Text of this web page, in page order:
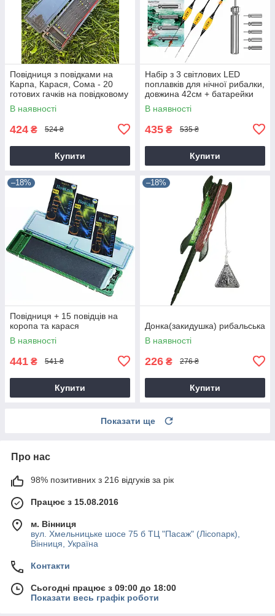
Повідниця з повідками на
Карпа, Карася, Сома - 20
готових гачків на повідковому
матеріалі
В наявності
424 ₴ 524 ₴
Купити
Набір з 3 світлових LED
поплавків для нічної рибалки,
довжина 42см + батарейки
CR425-5шт
В наявності
435 ₴ 535 ₴
Купити
–18%
Повідниця + 15 повідців на
коропа та карася
В наявності
441 ₴ 541 ₴
Купити
–18%
Донка(закидушка) рибальська
В наявності
226 ₴ 276 ₴
Купити
Показати ще
Про нас
98% позитивних з 216 відгуків за рік
Працює з 15.08.2016
м. Вінниця
вул. Хмельницьке шосе 75 б ТЦ "Пасаж" (Лісопарк),
Вінниця, Україна
Контакти
Сьогодні працює з 09:00 до 18:00
Показати весь графік роботи